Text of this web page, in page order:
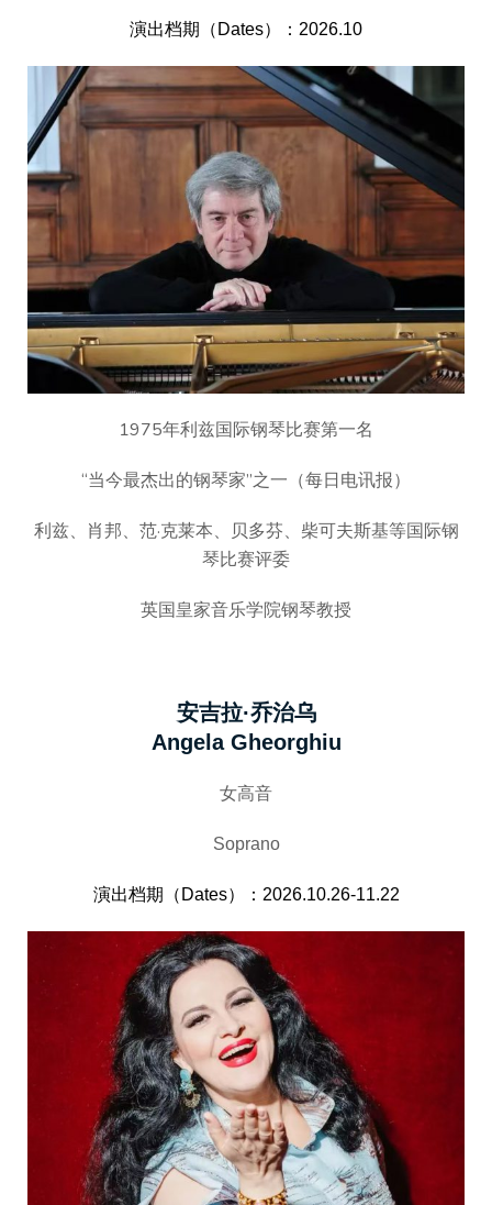
演出档期（Dates）：2026.10
1975年利兹国际钢琴比赛第一名
“当今最杰出的钢琴家”之一（每日电讯报）
利兹、肖邦、范·克莱本、贝多芬、柴可夫斯基等国际钢
琴比赛评委
英国皇家音乐学院钢琴教授
安吉拉·乔治乌
Angela Gheorghiu
女高音
Soprano
演出档期（Dates）：2026.10.26-11.22